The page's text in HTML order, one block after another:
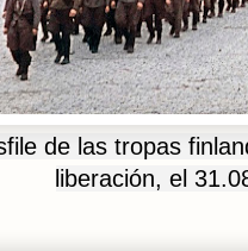
de las tropas
liberación, el